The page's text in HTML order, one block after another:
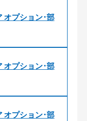
プション･部
プション･部
プション･部